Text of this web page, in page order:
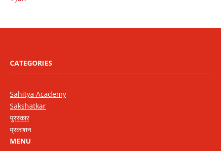
CATEGORIES
Sahitya Academy
Sakshatkar
पुरस्कार
प्रकाशन
MENU